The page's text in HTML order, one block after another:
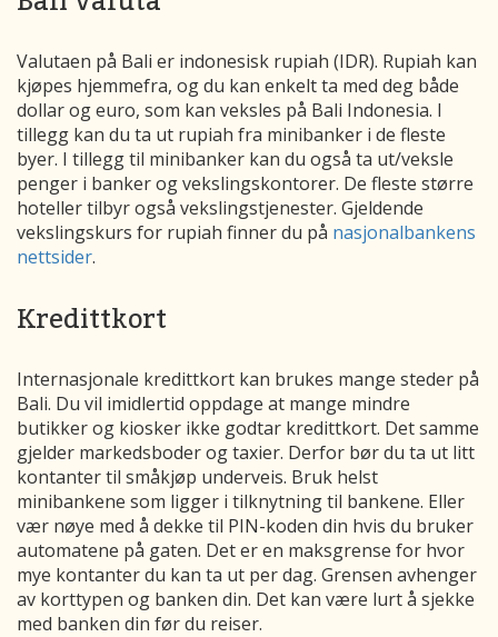
Valutaen på Bali er indonesisk rupiah (IDR). Rupiah kan
kjøpes hjemmefra, og du kan enkelt ta med deg både
dollar og euro, som kan veksles på Bali Indonesia. I
tillegg kan du ta ut rupiah fra minibanker i de fleste
byer. I tillegg til minibanker kan du også ta ut/veksle
penger i banker og vekslingskontorer. De fleste større
hoteller tilbyr også vekslingstjenester. Gjeldende
vekslingskurs for rupiah finner du på nasjonalbankens
nettsider.
Kredittkort
Internasjonale kredittkort kan brukes mange steder på
Bali. Du vil imidlertid oppdage at mange mindre
butikker og kiosker ikke godtar kredittkort. Det samme
gjelder markedsboder og taxier. Derfor bør du ta ut litt
kontanter til småkjøp underveis. Bruk helst
minibankene som ligger i tilknytning til bankene. Eller
vær nøye med å dekke til PIN-koden din hvis du bruker
automatene på gaten. Det er en maksgrense for hvor
mye kontanter du kan ta ut per dag. Grensen avhenger
av korttypen og banken din. Det kan være lurt å sjekke
med banken din før du reiser.